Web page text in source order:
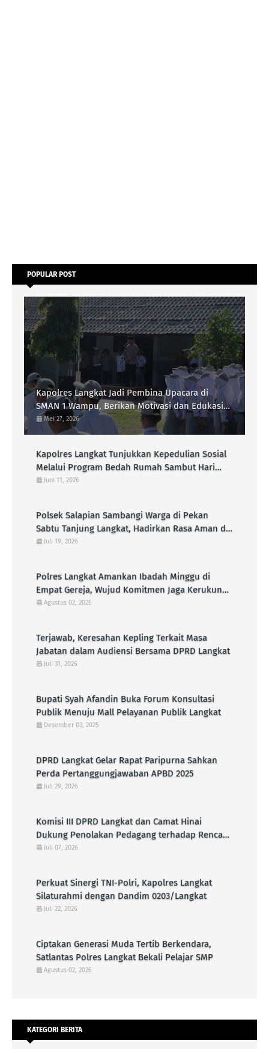
POPULAR POST
Kapolres Langkat Jadi Pembina Upacara di
SMAN 1 Wampu, Berikan Motivasi dan Edukasi
Kamtibmas kepada Pelajar
Mei 27, 2026
Kapolres Langkat Tunjukkan Kepedulian Sosial
Melalui Program Bedah Rumah Sambut Hari
Bhayangkara Ke-80
Juni 11, 2026
Polsek Salapian Sambangi Warga di Pekan
Sabtu Tanjung Langkat, Hadirkan Rasa Aman di
Tengah Aktivitas Masyarakat
Juli 19, 2026
Polres Langkat Amankan Ibadah Minggu di
Empat Gereja, Wujud Komitmen Jaga Kerukunan
Umat Beragama
Agustus 02, 2026
Terjawab, Keresahan Kepling Terkait Masa
Jabatan dalam Audiensi Bersama DPRD Langkat
Juli 31, 2026
Bupati Syah Afandin Buka Forum Konsultasi
Publik Menuju Mall Pelayanan Publik Langkat
Desember 03, 2025
DPRD Langkat Gelar Rapat Paripurna Sahkan
Perda Pertanggungjawaban APBD 2025
Juli 29, 2026
Komisi III DPRD Langkat dan Camat Hinai
Dukung Penolakan Pedagang terhadap Rencana
Pembangunan KDMP di Pasar Senin
Juli 07, 2026
Perkuat Sinergi TNI-Polri, Kapolres Langkat
Silaturahmi dengan Dandim 0203/Langkat
Juli 22, 2026
Ciptakan Generasi Muda Tertib Berkendara,
Satlantas Polres Langkat Bekali Pelajar SMP
Agustus 02, 2026
KATEGORI BERITA